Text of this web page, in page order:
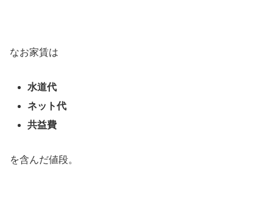
なお家賃は
水道代
ネット代
共益費
を含んだ値段。